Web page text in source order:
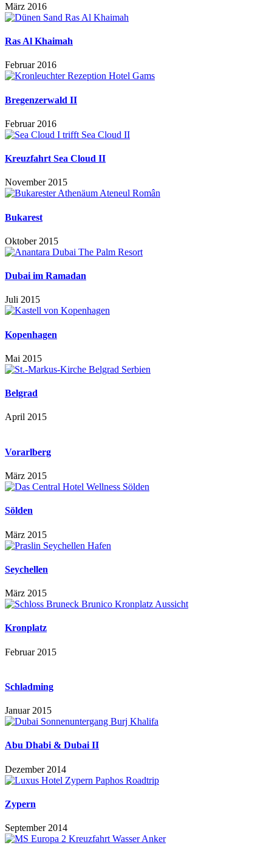
März 2016
Ras Al Khaimah
Februar 2016
Bregenzerwald II
Februar 2016
Kreuzfahrt Sea Cloud II
November 2015
Bukarest
Oktober 2015
Dubai im Ramadan
Juli 2015
Kopenhagen
Mai 2015
Belgrad
April 2015
Vorarlberg
März 2015
Sölden
März 2015
Seychellen
März 2015
Kronplatz
Februar 2015
Schladming
Januar 2015
Abu Dhabi & Dubai II
Dezember 2014
Zypern
September 2014